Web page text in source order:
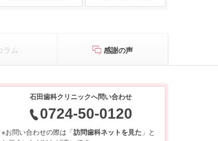
ラム 感謝の声
石田歯科クリニックへ問い合わせ
0724-50-0120
※お問い合わせの際は「訪問歯科ネットを見た 」と